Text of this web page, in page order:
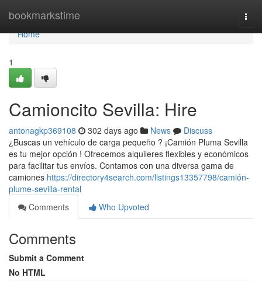
bookmarkstime
Home
Home
1
Camioncito Sevilla: Hire
antonagkp369108 302 days ago News
Discuss
¿Buscas un vehículo de carga pequeño ? ¡Camión Pluma Sevilla
es tu mejor opción ! Ofrecemos alquileres flexibles y económicos
para facilitar tus envíos. Contamos con una diversa gama de
camiones https://directory4search.com/listings13357798/camión-
plume-sevilla-rental
Comments
Who Upvoted
Comments
Submit a Comment
No HTML